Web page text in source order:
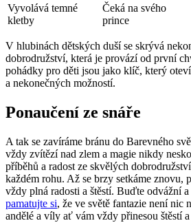
Vyvolává temné
kletby
Čeká na svého
⁣prince
V hlubinách ⁣dětských ‍duší se skrývá⁤
dobrodružství, která je⁢ provází‌ od⁤ první​
pohádky ​pro děti ⁣jsou jako⁣ klíč, který
a nekonečných ⁤možností.
Ponaučení​ ze snáře
A ⁢tak se zavíráme bránu‌ do Barevného‌
vždy​ zvítězí nad zlem ‍a magie nikdy
příběhů a radost ze ⁢skvělých
každém rohu. Až se brzy setkáme znovu,‌
vždy plná‌ radosti ⁣a štěstí. ‍Buďte odvážní⁣ a
pamatujte si, že ​ve světě fantazie není nic
‌andělé a víly ať vám vždy ​přinesou‌ štěstí